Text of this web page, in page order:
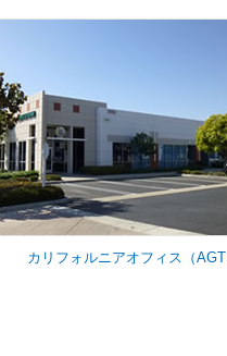
カリフォルニアオフィス（AGT